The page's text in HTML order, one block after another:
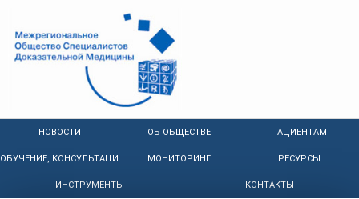
НОВОСТИ ОБ ОБЩЕСТВЕ ПАЦИЕНТАМ
ОБУЧЕНИЕ, КОНСУЛЬТАЦИИ МОНИТОРИНГ РЕСУРСЫ
ИНСТРУМЕНТЫ КОНТАКТЫ